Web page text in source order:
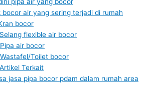
pipa air yang bocor
bocor air yang sering terjadi di rumah
bocor
Selang flexible air bocor
Pipa air bocor
Wastafel/Toilet bocor
Artikel Terkait
jasa pipa bocor pdam dalam rumah area